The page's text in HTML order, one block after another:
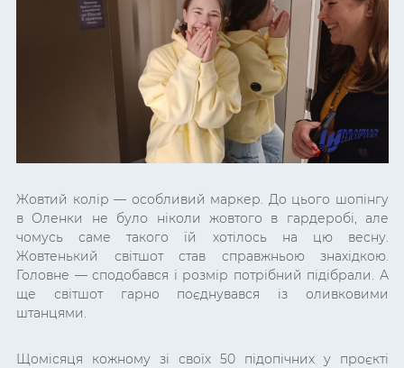
Жовтий колір — особливий маркер. До цього шопінгу
в Оленки не було ніколи жовтого в гардеробі, але
чомусь саме такого їй хотілось на цю весну.
Жовтенький світшот став справжньою знахідкою.
Головне — сподобався і розмір потрібний підібрали. А
ще світшот гарно поєднувався із оливковими
штанцями.
Щомісяця кожному зі своїх 50 підопічних у проєкті